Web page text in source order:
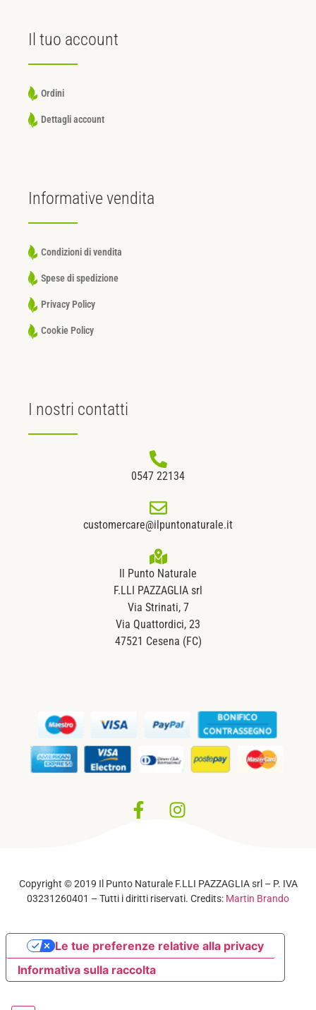
Il tuo account
Ordini
Dettagli account
Informative vendita
Condizioni di vendita
Spese di spedizione
Privacy Policy
Cookie Policy
I nostri contatti
0547 22134
customercare@ilpuntonaturale.it
Il Punto Naturale
F.LLI PAZZAGLIA srl
Via Strinati, 7
Via Quattordici, 23
47521 Cesena (FC)
Copyright © 2019 Il Punto Naturale F.LLI PAZZAGLIA srl – P. IVA
03231260401 – Tutti i diritti riservati. Credits: Martin Brando
Informativa sulla raccolta
Le tue preferenze relative alla privacy